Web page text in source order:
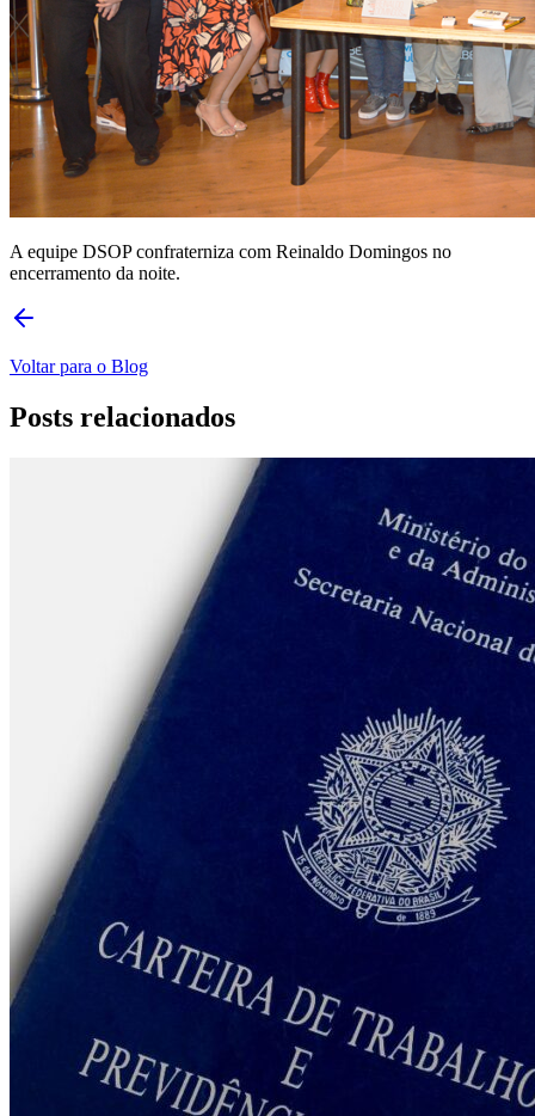
A equipe DSOP confraterniza com Reinaldo Domingos no
encerramento da noite.
Voltar para o Blog
Posts relacionados